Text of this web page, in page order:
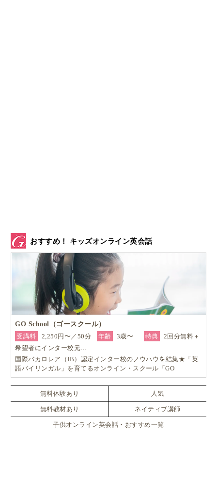
次にもう一枚カードを引き、出た数字を空いているマ
ス目に書きます。最後、3枚目のカードの数字を残り
のマス目に書きます。
こうして3桁の数字を生徒がそれぞれ書いていき、一
番大きい数字が出来た人の勝ち。上の写真の回は3、
4、5のカードが引かれたので、543ができた人が勝ち
ですね。
正解するだけが目的じゃない。自分で解法を
考えるのが大切
最後に先生から問題です。
おすすめ！ キッズオンライン英会話
GO School（ゴースクール）
受講料
2,250円〜／50分 年齢 3歳〜 特典
2回分無料＋
希望者にインター校元…
国際バカロレア（IB）認定インター校のノウハウを結集★「英
語バイリンガル」を育てるオンライン・スクール「GO
School（ゴースクール）」
無料体験あり 人気
無料教材あり ネイティブ講師
子供オンライン英会話・おすすめ一覧